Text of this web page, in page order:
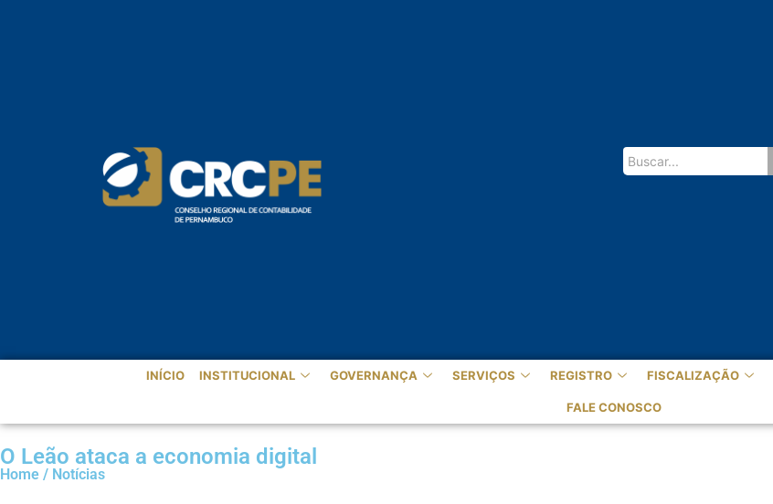
INÍCIO INSTITUCIONAL GOVERNANÇA SERVIÇOS REGISTRO FISCALIZAÇÃO
FALE CONOSCO
O Leão ataca a economia digital
Home / Notícias